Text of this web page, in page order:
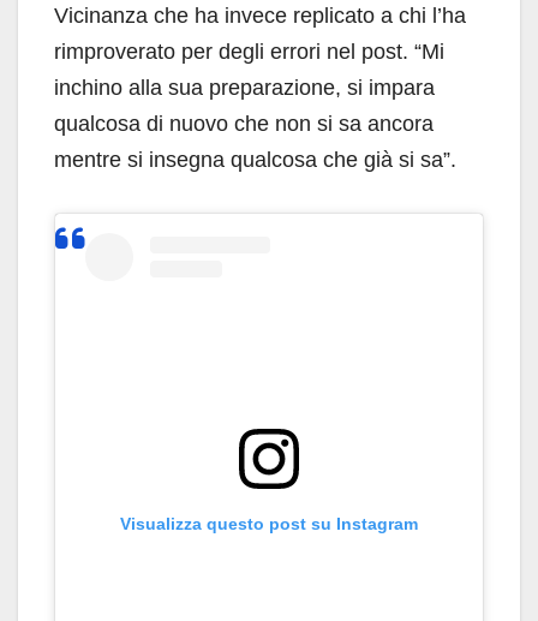
Vicinanza che ha invece replicato a chi l’ha
rimproverato per degli errori nel post. “Mi
inchino alla sua preparazione, si impara
qualcosa di nuovo che non si sa ancora
mentre si insegna qualcosa che già si sa”.
Visualizza questo post su Instagram